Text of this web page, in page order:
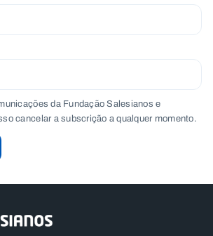
da Fundação Salesianos e
cancelar a subscrição a qualquer momento.